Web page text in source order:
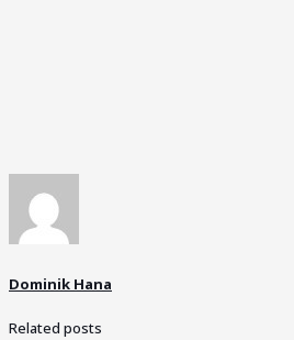
Dominik Hana
Related posts